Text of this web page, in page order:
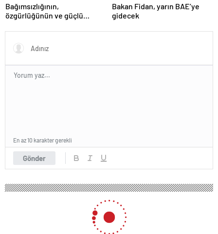
Bağımsızlığının,
özgürlüğünün ve güçlü
Türkiye’den Yavru Vatan’a dev
eserler…
Bakan Fidan, yarın BAE’ye
gidecek
Gönder
En az 10 karakter gerekli